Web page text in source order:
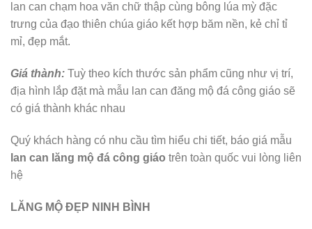
lan can chạm hoa văn chữ thập cùng bông lúa mỳ đặc
trưng của đạo thiên chúa giáo kết hợp băm nền, kẻ chỉ tỉ
mỉ, đẹp mắt.
Giá thành: Tuỳ theo kích thước sản phẩm cũng như vị trí,
địa hình lắp đặt mà mẫu lan can đăng mộ đá công giáo sẽ
có giá thành khác nhau
Quý khách hàng có nhu cầu tìm hiểu chi tiết, báo giá mẫu
lan can lăng mộ đá công giáo trên toàn quốc vui lòng liên
hệ
LĂNG MỘ ĐẸP NINH BÌNH